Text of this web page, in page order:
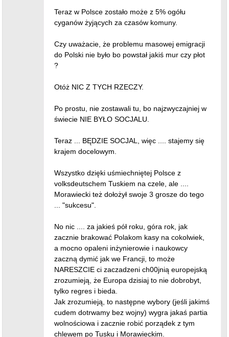
Teraz w Polsce zostało może z 5% ogółu
cyganów żyjących za czasów komuny.
Czy uważacie, że problemu masowej emigracji
do Polski nie było bo powstał jakiś mur czy płot
?
Otóż NIC Z TYCH RZECZY.
Po prostu, nie zostawali tu, bo najzwyczajniej w
świecie NIE BYŁO SOCJALU.
Teraz ... BĘDZIE SOCJAL, więc .... stajemy się
krajem docelowym.
Wszystko dzięki uśmiechniętej Polsce z
volksdeutschem Tuskiem na czele, ale ....
Morawiecki też dołożył swoje 3 grosze do tego
... "sukcesu".
No nic .... za jakieś pół roku, góra rok, jak
zacznie brakować Polakom kasy na cokolwiek,
a mocno opaleni inżynierowie i naukowcy
zaczną dymić jak we Francji, to może
NARESZCIE ci zaczadzeni ch00jnią europejską
zrozumieją, że Europa dzisiaj to nie dobrobyt,
tylko regres i bieda.
Jak zrozumieją, to następne wybory (jeśli jakimś
cudem dotrwamy bez wojny) wygra jakaś partia
wolnościowa i zacznie robić porządek z tym
chlewem po Tusku i Morawieckim.